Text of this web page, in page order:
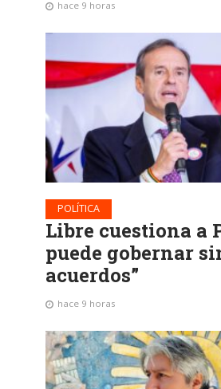
hace 9 horas
POLÍTICA
Libre cuestiona a
puede gobernar
acuerdos”
hace 9 horas